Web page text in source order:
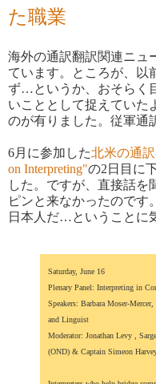
た職業
海外の通訳翻訳関連ニュ
ています。ところが、以
ず…というか、おそらく
いこととして捉えていた
のが有りました。従軍通
6月に参加した北米の通訳
on Interpreting"の2日目に
した。ですが、直接話を
ピンと来なかったのです
日本人だ…ということに
Saturday, June 16
Plenary Panel: Interpreting in
Speakers: Barbara Moser-
and Linguist
Moderator: Jonathan Levy ,
(OND) & Captain Simeon